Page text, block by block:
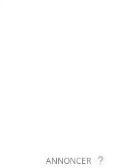
ANNONCER